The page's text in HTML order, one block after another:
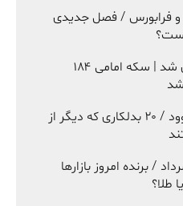
فرابورس / فصل جدیدی
بازار طلا دوباره صعودی شد | سکه امامی ۱۸۴
از ارشا اقدسی تا هالیوود / ۲۰ بدلکاری که دیگر از
بازارها امروز ۱۲ مرداد / برنده امروز بازارها
طلا؟